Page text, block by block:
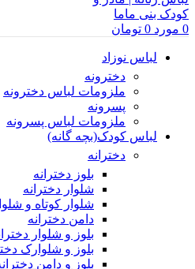
0 مورد 0 تومان
لباس نوزاد
دخترونه
ملزومات لباس دخترونه
پسرونه
ملزومات لباس پسرونه
لباس کودک(بچه گانه)
دخترانه
بلوز دخترانه
شلوار دخترانه
شلوار کوتاه و
دامن دخترانه
بلوز و شلوار
بلوز و شلوارک
بلوز و دامن